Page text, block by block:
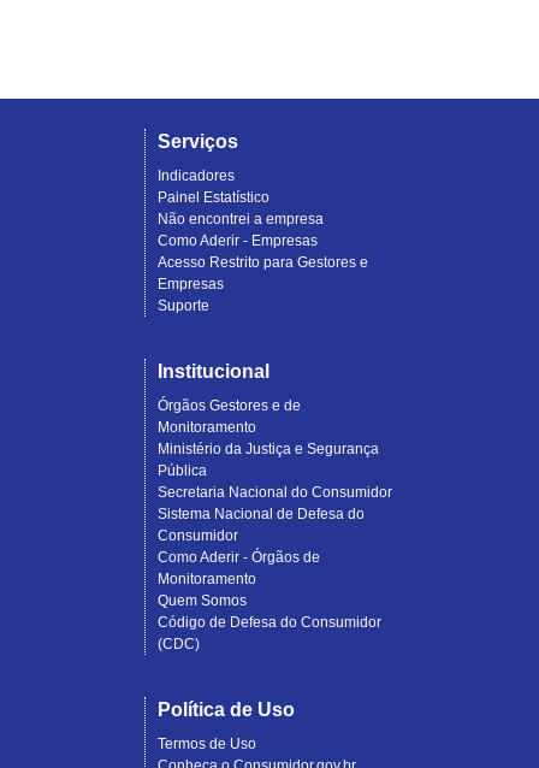
Serviços
Indicadores
Painel Estatístico
Não encontrei a empresa
Como Aderir - Empresas
Acesso Restrito para Gestores e
Empresas
Suporte
Institucional
Órgãos Gestores e de
Monitoramento
Ministério da Justiça e Segurança
Pública
Secretaria Nacional do Consumidor
Sistema Nacional de Defesa do
Consumidor
Como Aderir - Órgãos de
Monitoramento
Quem Somos
Código de Defesa do Consumidor
(CDC)
Política de Uso
Termos de Uso